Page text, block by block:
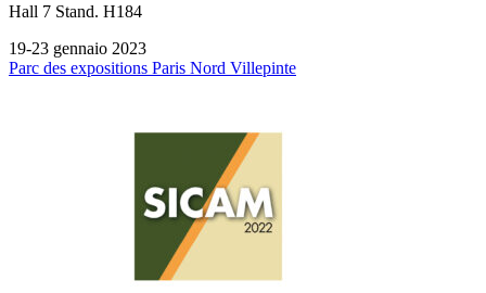
Hall 7 Stand. H184
19-23 gennaio 2023
Parc des expositions Paris Nord Villepinte